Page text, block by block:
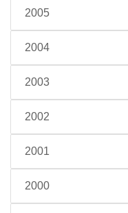
2005
2004
2003
2002
2001
2000